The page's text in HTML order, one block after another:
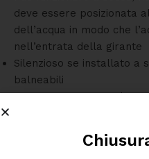
deve essere posizionata
dell’acqua in modo che
nell’entrata della girante
Silenzioso se installato a
balneabili
MADE IN GERMANY: